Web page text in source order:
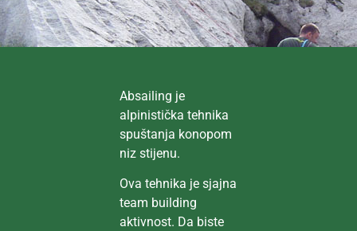
Absailing je
alpinistička tehnika
spuštanja konopom
niz stijenu.
Ova tehnika je sjajna
team building
aktivnost. Da biste